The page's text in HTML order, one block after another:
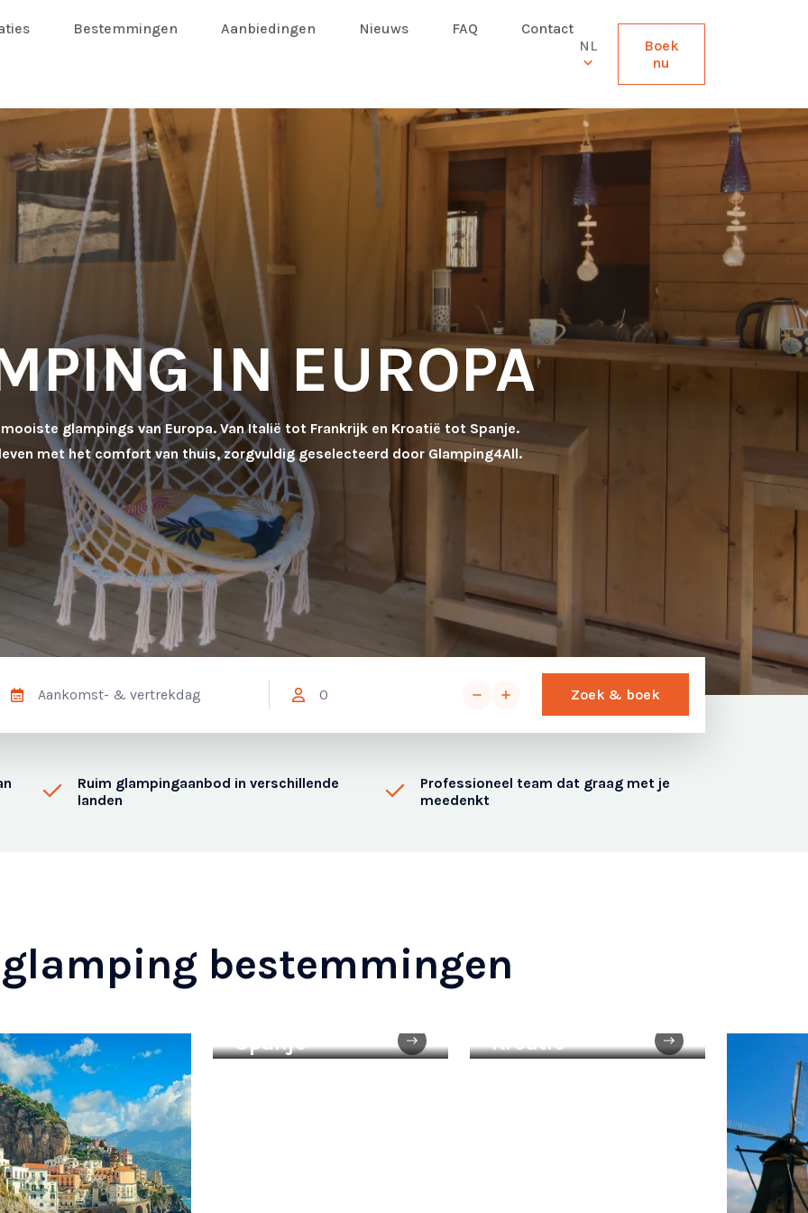
Bestemmingen Aanbiedingen Nieuws FAQ
Contact
NL
Boek
nu
IN EUROPA
glampings van Europa. Van Italië tot Frankrijk en Kroatië tot Spanje.
met het comfort van thuis, zorgvuldig geselecteerd door Glamping4All.
Zoek & boek
Ruim glampingaanbod in verschillende
landen
Professioneel team dat graag met je
meedenkt
glamping bestemmingen
Spanje Kroatië